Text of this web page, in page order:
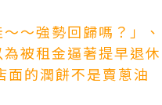
～強勢回歸嗎？」、
被租金逼著提早退休
的潤餅不是賣蔥油